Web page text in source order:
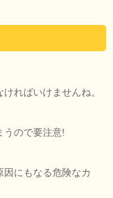
ればいけませんね。
うので要注意!
にもなる危険なカ